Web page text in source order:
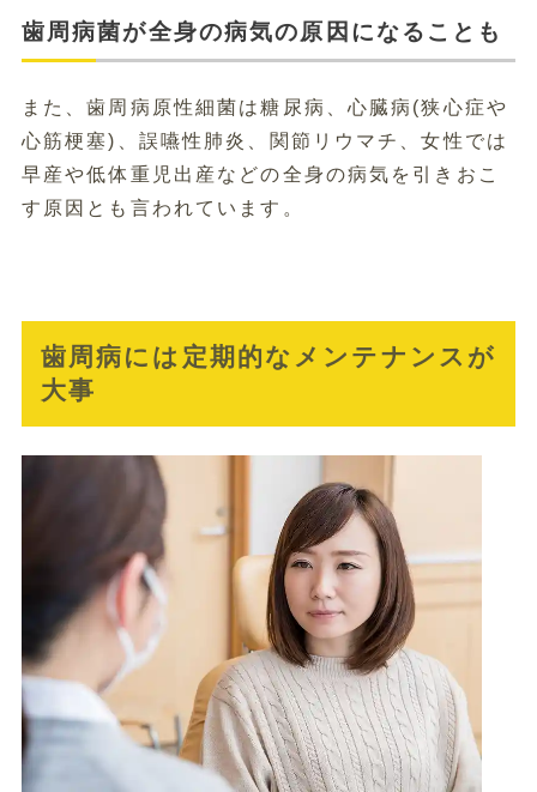
歯周病菌が全身の病気の原因になることも
また、歯周病原性細菌は糖尿病、心臓病(狭心症や
心筋梗塞)、誤嚥性肺炎、関節リウマチ、女性では
早産や低体重児出産などの全身の病気を引きおこ
す原因とも言われています。
歯周病には定期的なメンテナンスが
大事